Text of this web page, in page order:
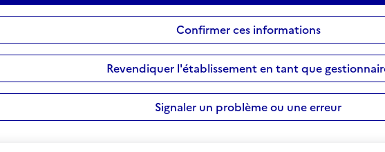
Confirmer ces informations
Revendiquer l'établissement en tant que
Signaler un problème ou une erreur